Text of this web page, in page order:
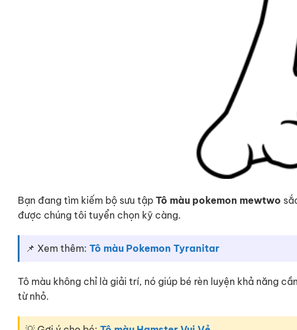
Bạn đang tìm kiếm bộ sưu tập Tô màu pokemon mewtwo
được chúng tôi tuyển chọn kỹ càng.
📌 Xem thêm: Tô màu Pokemon Tyranitar
Tô màu không chỉ là giải trí, nó giúp bé rèn luyện khả năng
từ nhỏ.